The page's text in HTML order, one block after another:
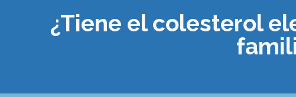
¿Tiene el colesterol